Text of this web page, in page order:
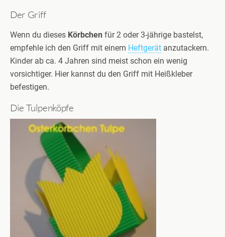
Der Griff
Wenn du dieses Körbchen für 2 oder 3-jährige bastelst,
empfehle ich den Griff mit einem Heftgerät anzutackern.
Kinder ab ca. 4 Jahren sind meist schon ein wenig
vorsichtiger. Hier kannst du den Griff mit Heißkleber
befestigen.
Die Tulpenköpfe